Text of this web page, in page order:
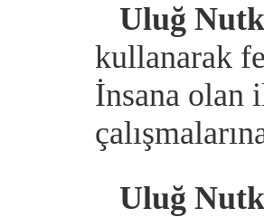
Uluğ
kullanarak
İnsana olan
Uluğ